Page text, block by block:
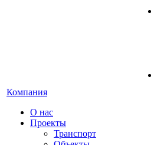
Компания
О нас
Проекты
Транспорт